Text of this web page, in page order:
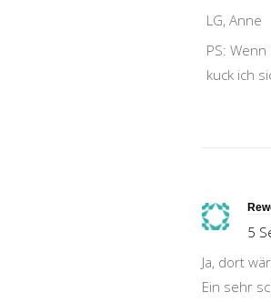
LG, Anne
PS:
kuck ich
5
Ja, dort
Ein sehr